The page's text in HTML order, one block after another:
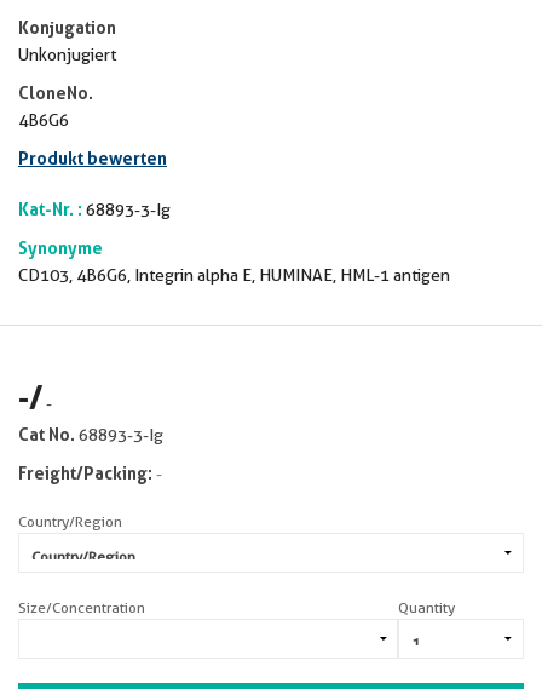
Konjugation
Unkonjugiert
CloneNo.
4B6G6
Produkt bewerten
Kat-Nr. : 68893-3-Ig
Synonyme
CD103, 4B6G6, Integrin alpha E, HUMINAE, HML-1 antigen
-/-
Cat No. 68893-3-Ig
Freight/Packing: -
Country/Region
Size/Concentration Quantity